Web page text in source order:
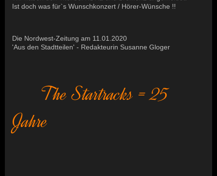
Ist doch was für`s Wunschkonzert / Hörer-Wünsche !!
Die Nordwest-Zeitung am 11.01.2020
'Aus den Stadtteilen' - Redakteurin Susanne Gloger
The Startracks = 25
Jahre